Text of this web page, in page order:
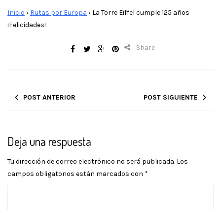
Inicio › Rutas por Europa › La Torre Eiffel cumple 125 años
¡Felicidades!
Share
POST ANTERIOR POST SIGUIENTE
Deja una respuesta
Tu dirección de correo electrónico no será publicada. Los
campos obligatorios están marcados con *